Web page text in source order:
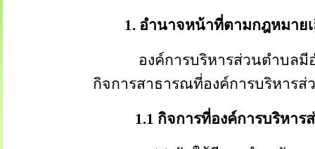
1. อำนาจหน้าที่ตามกฎหมายเ
องค์การบริหารส่วนตำบลมีอำ
กิจการสาธารณที่องค์การบริหาร
1.1 กิจการที่องค์การบริหารส่